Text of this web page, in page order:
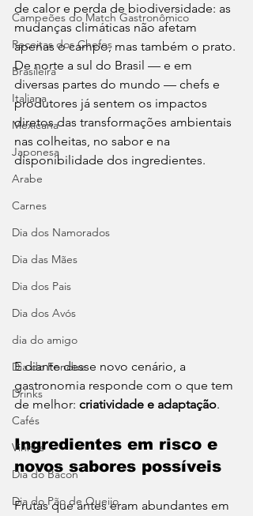
Campeões do Match Gastronômico
Receitas dos Chefes
Brasileira
Italiana
Mexicana
Japonesa
Arabe
Carnes
Dia dos Namorados
Dia das Mães
Dia dos Pais
Dia dos Avós
dia do amigo
Dia do Fondue
Drinks
Cafés
Vinhos
Dia do Bacon
Dia do Pão de Queijo
de calor e perda de biodiversidade: as
mudanças climáticas não afetam
apenas o campo, mas também o prato.
De norte a sul do Brasil — e em
diversas partes do mundo — chefs e
produtores já sentem os impactos
diretos das transformações ambientais
nas colheitas, no sabor e na
disponibilidade dos ingredientes.
E diante desse novo cenário, a
gastronomia responde com o que tem
de melhor: criatividade e adaptação.
Ingredientes em risco e
novos sabores possíveis
Frutas que antes eram abundantes em